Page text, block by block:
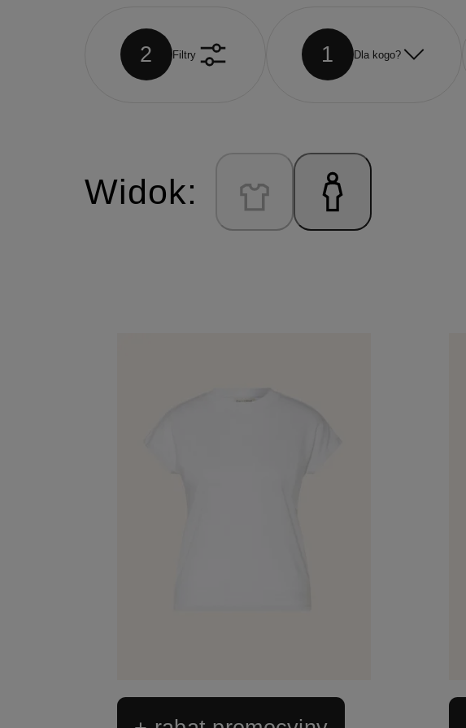
2 Filtry 1 Dla kogo?
Widok: